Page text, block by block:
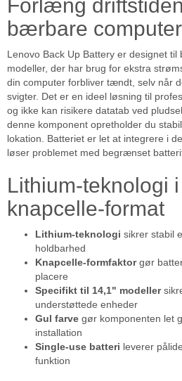
Forlæng
bærbare computer
Lenovo Back Up Battery er designet
modeller, der har brug for ekstra
din computer forbliver tændt, selv når
svigter. Det er en ideel løsning til
og ikke kan risikere datatab ved
denne komponent opretholder du
lokation. Batteriet er let at integrere i
løser problemet med begrænset
Lithium-teknologi
knapcelle-format
Lithium-teknologi sikrer stabil
holdbarhed
Knapcelle-formfaktorgør
placere
Specifikt til 14,1" modeller
understøttede enheder
Gul farve gør komponenten let
installation
Single-use batteri leverer
funktion